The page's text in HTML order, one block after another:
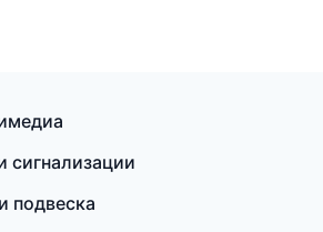
подвеска